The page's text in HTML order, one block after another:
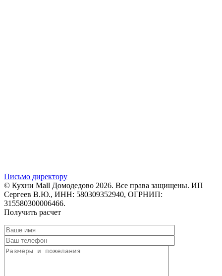
Письмо директору
© Кухни Mall Домодедово 2026. Все права защищены. ИП
Сергеев В.Ю., ИНН: 580309352940, ОГРНИП:
315580300006466.
Получить расчет